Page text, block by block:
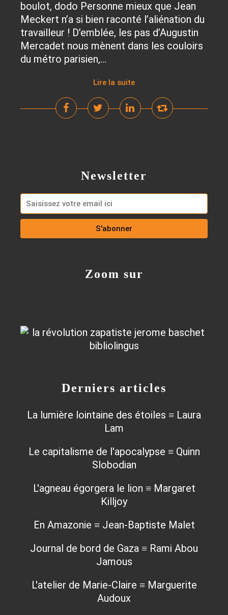
boulot, dodo Personne mieux que Jean
Meckert n’a si bien raconté l’aliénation du
travailleur ! D’emblée, les pas d’Augustin
Mercadet nous mènent dans les couloirs
du métro parisien,...
Lire la suite
Newsletter
Derniers articles
La lumière lointaine des étoiles ≡ Laura
Lam
Le capitalisme de l'apocalypse ≡ Quinn
Slobodian
L'agneau égorgera le lion ≡ Margaret
Killjoy
En Amazonie ≡ Jean-Baptiste Malet
Journal de bord de Gaza ≡ Rami Abou
Jamous
L'atelier de Marie-Claire ≡ Marguerite
Audoux
Zoom sur